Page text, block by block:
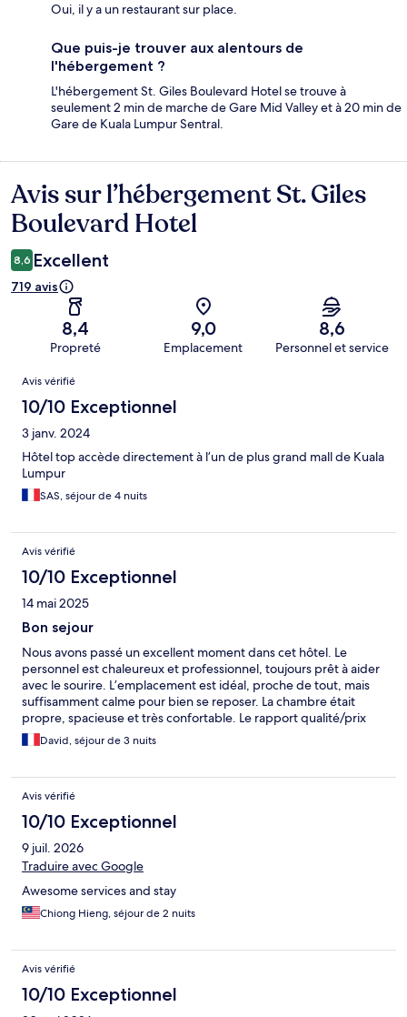
Oui, il y a un restaurant sur place.
Que puis-je trouver aux alentours de
l'hébergement ?
L'hébergement St. Giles Boulevard Hotel se trouve à
seulement 2 min de marche de Gare Mid Valley et à 20 min de
Gare de Kuala Lumpur Sentral.
Avis
Avis sur l’hébergement St. Giles
Boulevard Hotel
8,6 Excellent
719 avis
8,4
Propreté
9,0
Emplacement
8,6
Personnel et service
Avis
Avis vérifié
10/10 Exceptionnel
3 janv. 2024
Hôtel top accède directement à l’un de plus grand mall de Kuala
Lumpur
SAS, séjour de 4 nuits
Avis vérifié
10/10 Exceptionnel
14 mai 2025
Bon sejour
Nous avons passé un excellent moment dans cet hôtel. Le
personnel est chaleureux et professionnel, toujours prêt à aider
avec le sourire. L’emplacement est idéal, proche de tout, mais
suffisamment calme pour bien se reposer. La chambre était
propre, spacieuse et très confortable. Le rapport qualité/prix
est vraiment excellent. Petit bémol : le petit déjeuner. Peu de
choix, qualité moyenne, et pas vraiment à la hauteur du reste
Cela dit, nous reviendrons sans hésiter !
David, séjour de 3 nuits
Avis vérifié
10/10 Exceptionnel
9 juil. 2026
Traduire avec Google
Awesome services and stay
Chiong Hieng, séjour de 2 nuits
Avis vérifié
10/10 Exceptionnel